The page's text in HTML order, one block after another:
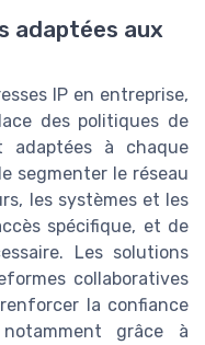
adaptées aux
IP en entreprise,
des politiques de
adaptées à chaque
segmenter le réseau
les systèmes et les
spécifique, et de
Les solutions
collaboratives
la confiance
grâce à